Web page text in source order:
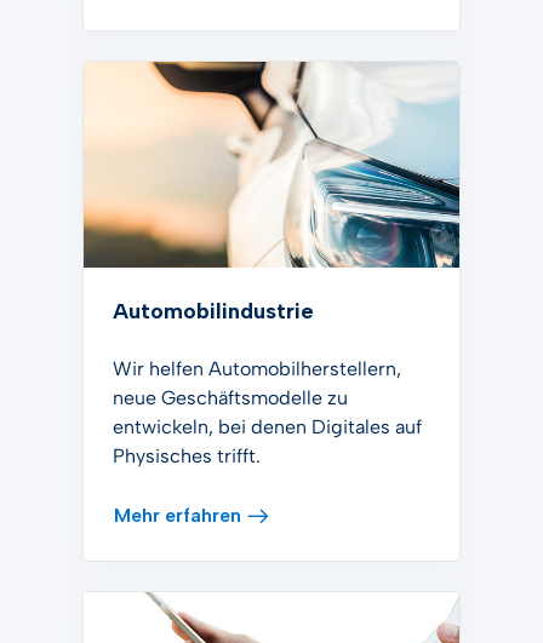
Automobilindustrie
Wir helfen Automobilherstellern,
neue Geschäftsmodelle zu
entwickeln, bei denen Digitales auf
Physisches trifft.
Mehr erfahren